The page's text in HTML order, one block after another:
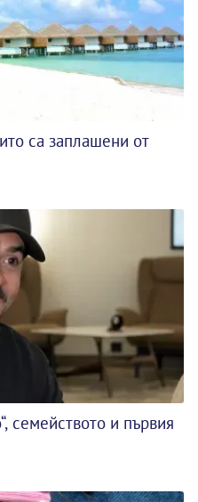
са заплашени от
семейството и първия